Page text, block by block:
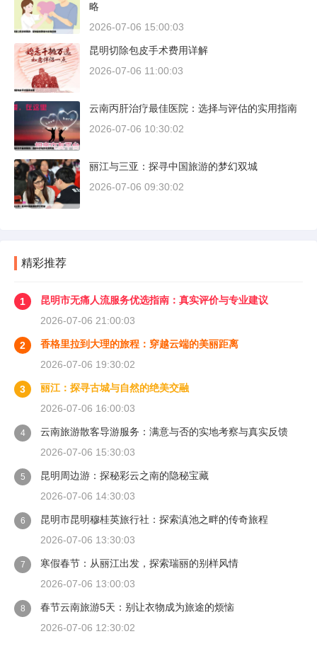
略
2026-07-06 15:00:03
昆明切除包皮手术费用详解
2026-07-06 11:00:03
云南丙肝治疗最佳医院：选择与评估的实用指南
2026-07-06 10:30:02
丽江与三亚：探寻中国旅游的梦幻双城
2026-07-06 09:30:02
精彩推荐
1
昆明市无痛人流服务优选指南：真实评价与专业建议
2026-07-06 21:00:03
2
香格里拉到大理的旅程：穿越云端的美丽距离
2026-07-06 19:30:02
3
丽江：探寻古城与自然的绝美交融
2026-07-06 16:00:03
4
云南旅游散客导游服务：满意与否的实地考察与真实反馈
2026-07-06 15:30:03
5
昆明周边游：探秘彩云之南的隐秘宝藏
2026-07-06 14:30:03
6
昆明市昆明穆桂英旅行社：探索滇池之畔的传奇旅程
2026-07-06 13:30:03
7
寒假春节：从丽江出发，探索瑞丽的别样风情
2026-07-06 13:00:03
8
春节云南旅游5天：别让衣物成为旅途的烦恼
2026-07-06 12:30:02